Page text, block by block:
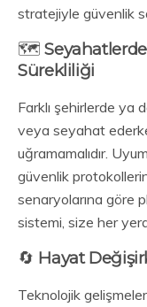
stratejiyle güvenlik
🗺️
Sürekliliği
Farklı şehirlerde ya
veya seyahat
uğramamalıdır.
güvenlik
senaryolarına göre
sistemi, size her
🔄 Hayat
Teknolojik